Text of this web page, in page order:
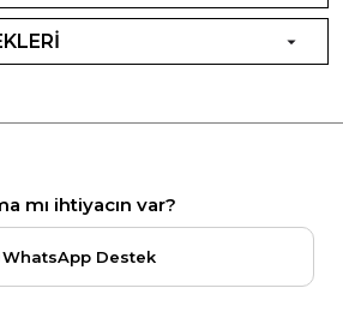
mı ihtiyacın var?
WhatsApp Destek